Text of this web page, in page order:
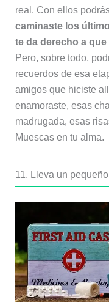
real. Con ellos
caminaste los
te da derecho a
Pero, sobre todo,
recuerdos de esa
amigos que hiciste
enamoraste, esas
madrugada, esas
Muescas en tu alma.
11. Lleva un